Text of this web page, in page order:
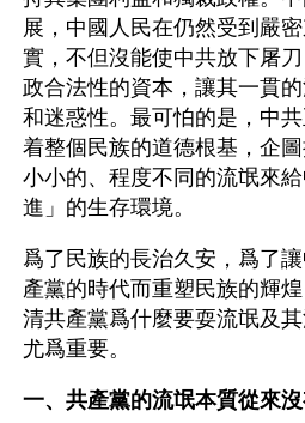
展，中國人民在仍然受到嚴
實，不但沒能使中共放下屠
政合法性的資本，讓其一貫
和迷惑性。最可怕的是，中
着整個民族的道德根基，企
小小的、程度不同的流氓來
進」的生存環境。
爲了民族的長治久安，爲了
產黨的時代而重塑民族的輝
清共產黨爲什麼要耍流氓及
尤爲重要。
一、共產黨的流氓本質從來